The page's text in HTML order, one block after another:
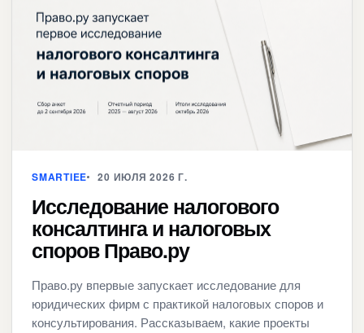
SMARTIEE 20 ИЮЛЯ 2026 Г.
Исследование налогового
консалтинга и налоговых
споров Право.ру
Право.ру впервые запускает исследование для
юридических фирм с практикой налоговых споров и
консультирования. Рассказываем, какие проекты